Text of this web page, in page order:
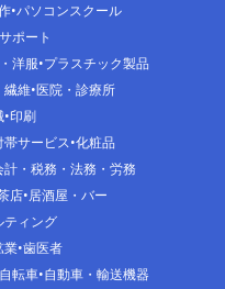
パソコンスクール
ポート
洋服 プラスチック製品
繊維 医院・診療所
印刷
帯サービス 化粧品
計・税務・法務・労務
店 居酒屋・バー
ティング
業 歯医者
転車 自動車・輸送機器